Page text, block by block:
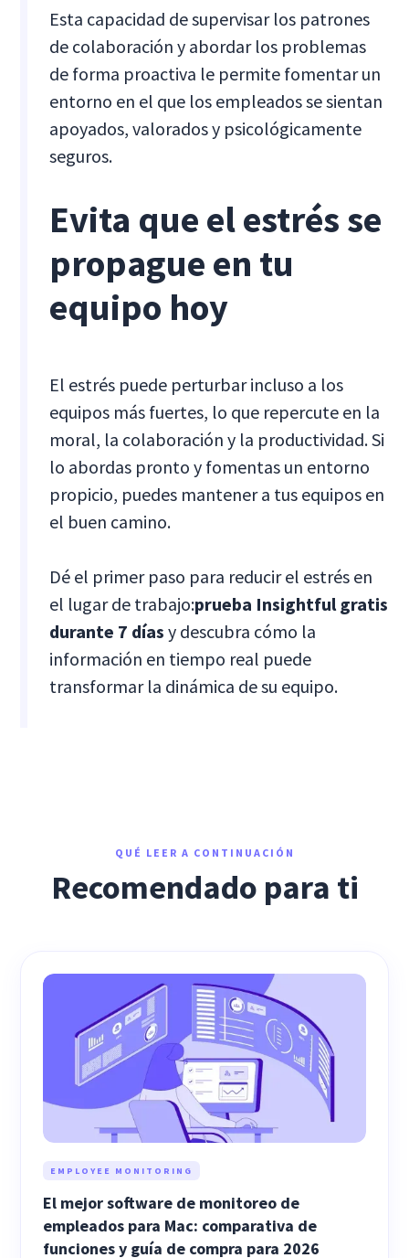
Esta capacidad de supervisar los patrones
de colaboración y abordar los problemas
de forma proactiva le permite fomentar un
entorno en el que los empleados se sientan
apoyados, valorados y psicológicamente
seguros.
Evita que el estrés se
propague en tu
equipo hoy
El estrés puede perturbar incluso a los
equipos más fuertes, lo que repercute en la
moral, la colaboración y la productividad. Si
lo abordas pronto y fomentas un entorno
propicio, puedes mantener a tus equipos en
el buen camino.
Dé el primer paso para reducir el estrés en
el lugar de trabajo:prueba Insightful gratis
durante 7 díasy descubra cómo la
información en tiempo real puede
transformar la dinámica de su equipo.
QUÉ LEER A CONTINUACIÓN
Recomendado para ti
EMPLOYEE MONITORING
El mejor software de monitoreo de
empleados para Mac: comparativa de
funciones y guía de compra para 2026